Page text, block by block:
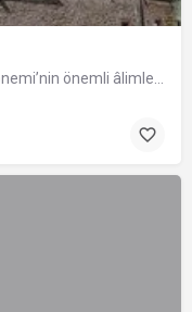
Molla Yegân Kültür Merkezi Osmanlı Dönemi’nin önemli âlimlerinden Bursalı fıkıh…